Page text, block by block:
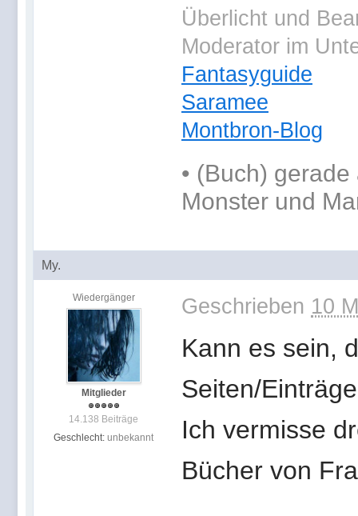
Überlicht und
Moderator im
Fantasyguide
Saramee
Montbron-Blog
• (Buch) gerade
Monster und
My.
Wiedergänger
Mitglieder
14.138 Beiträge
Geschlecht: unbekannt
Geschrieben 10
Kann es sein,
Seiten/
Ich vermisse
Bücher von